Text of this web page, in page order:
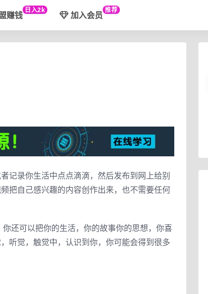
赚钱 日入2k 加入会员 推荐
记录你生活中点点滴滴，然后发布到网上给别
把自己感兴趣的内容创作出来，也不需要任何
还可以把你的生活，你的故事你的思想，你喜
听觉，触觉中，认识到你，你可能会得到很多